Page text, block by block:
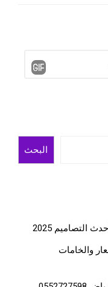
البحث
2025
والخامات